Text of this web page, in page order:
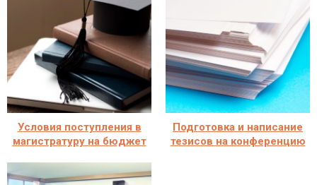
Условия поступления в
магистратуру на бюджет
Подготовка и написание
тезисов на конференцию